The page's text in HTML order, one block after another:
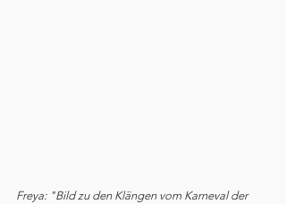
Freya: "Bild zu den Klängen vom Karneval der